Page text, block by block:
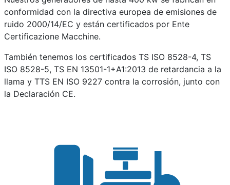
conformidad con la directiva europea de emisiones de
ruido 2000/14/EC y están certificados por Ente
Certificazione Macchine.
También tenemos los certificados TS ISO 8528-4, TS
ISO 8528-5, TS EN 13501-1+A1:2013 de retardancia a la
llama y TTS EN ISO 9227 contra la corrosión, junto con
la Declaración CE.